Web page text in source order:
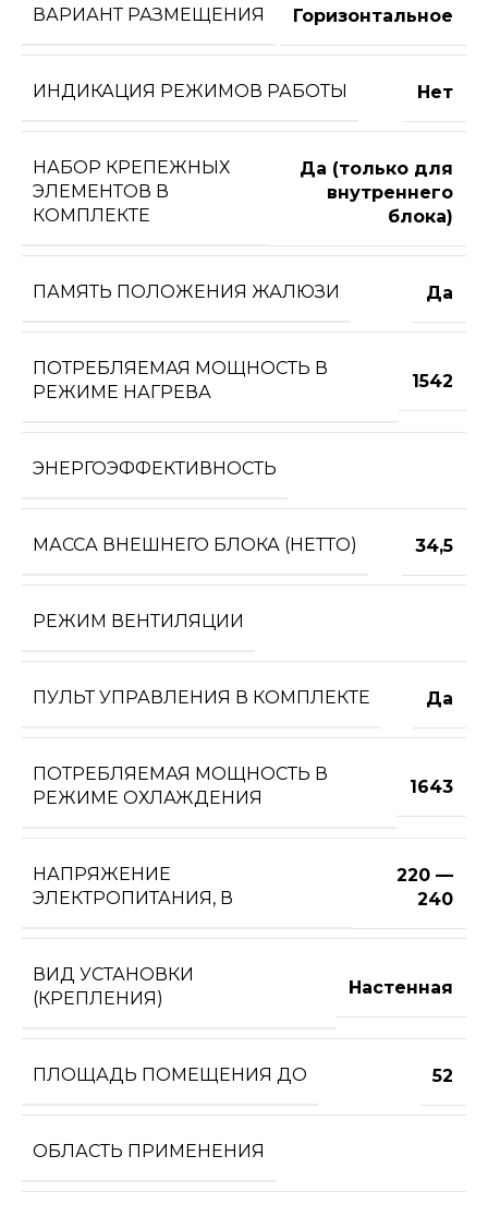
ВАРИАНТ РАЗМЕЩЕНИЯ Горизонтальное
ИНДИКАЦИЯ РЕЖИМОВ РАБОТЫ Нет
НАБОР КРЕПЕЖНЫХ
ЭЛЕМЕНТОВ В
КОМПЛЕКТЕ
Да (только для
внутреннего
блока)
ПАМЯТЬ ПОЛОЖЕНИЯ ЖАЛЮЗИ Да
ПОТРЕБЛЯЕМАЯ МОЩНОСТЬ В
РЕЖИМЕ НАГРЕВА
1542
ЭНЕРГОЭФФЕКТИВНОСТЬ
МАССА ВНЕШНЕГО БЛОКА (НЕТТО) 34,5
РЕЖИМ ВЕНТИЛЯЦИИ
ПУЛЬТ УПРАВЛЕНИЯ В КОМПЛЕКТЕ Да
ПОТРЕБЛЯЕМАЯ МОЩНОСТЬ В
РЕЖИМЕ ОХЛАЖДЕНИЯ
1643
НАПРЯЖЕНИЕ
ЭЛЕКТРОПИТАНИЯ, В
220 —
240
ВИД УСТАНОВКИ
(КРЕПЛЕНИЯ)
Настенная
ПЛОЩАДЬ ПОМЕЩЕНИЯ ДО 52
ОБЛАСТЬ ПРИМЕНЕНИЯ